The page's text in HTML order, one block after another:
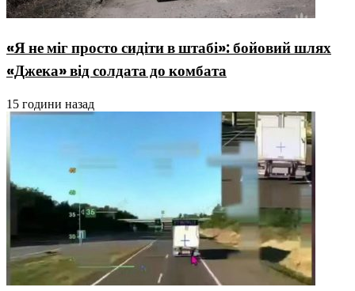
«Я не міг просто сидіти в штабі»: бойовий шлях
«Джека» від солдата до комбата
15 години назад